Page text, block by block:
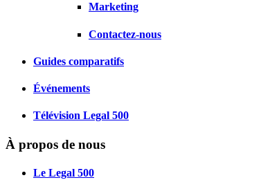
Marketing
Contactez-nous
Guides comparatifs
Événements
Télévision Legal 500
À propos de nous
Le Legal 500